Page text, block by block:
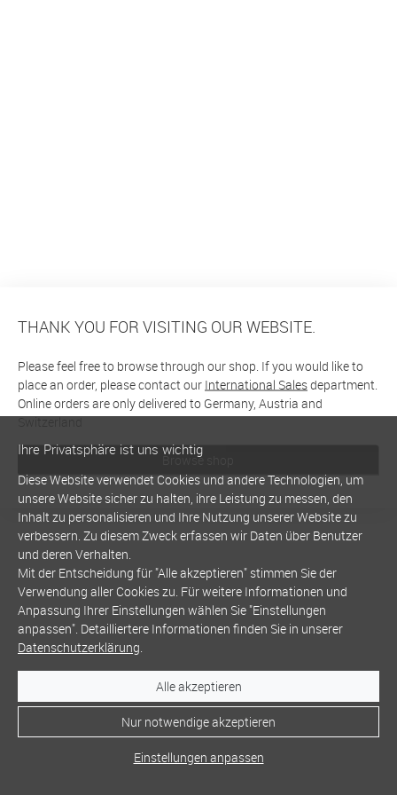
THANK YOU FOR VISITING OUR WEBSITE.
Please feel free to browse through our shop. If you would like to
place an order, please contact our International Salesdepartment.
Online orders are only delivered to Germany, Austria and
Switzerland
Browse shop
Ihre Privatsphäre ist uns wichtig
Diese Website verwendet Cookies und andere Technologien, um
unsere Website sicher zu halten, ihre Leistung zu messen, den
Inhalt zu personalisieren und Ihre Nutzung unserer Website zu
verbessern. Zu diesem Zweck erfassen wir Daten über Benutzer
und deren Verhalten.
Mit der Entscheidung für "Alle akzeptieren" stimmen Sie der
Verwendung aller Cookies zu. Für weitere Informationen und
Anpassung Ihrer Einstellungen wählen Sie "Einstellungen
anpassen". Detailliertere Informationen finden Sie in unserer
Datenschutzerklärung.
Alle akzeptieren
Nur notwendige akzeptieren
Einstellungen anpassen